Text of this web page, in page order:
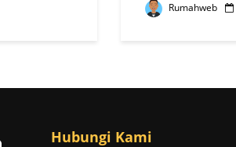
Rumahweb
Hubungi Kami